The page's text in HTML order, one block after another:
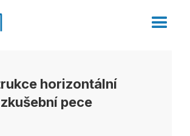
horizontální
pece